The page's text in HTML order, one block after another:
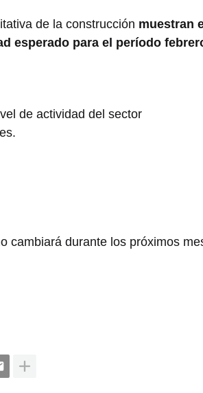
de la construcción muestran
esperado para el período
de actividad del sector
cambiará durante los próximos